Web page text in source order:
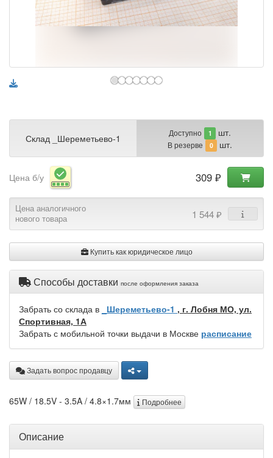
Склад _Шереметьево-1 Доступно 1 шт.
В резерве 0 шт.
Цена б/у 309 ₽
Цена аналогичного
нового товара
1 544 ₽
Купить как юридическое лицо
Способы доставки после оформления заказа
Забрать со склада в _Шереметьево-1 , г. Лобня МО, ул.
Спортивная, 1А
Забрать с мобильной точки выдачи в Москве расписание
Задать вопрос продавцу
65W / 18.5V - 3.5A / 4.8×1.7мм Подробнее
Описание